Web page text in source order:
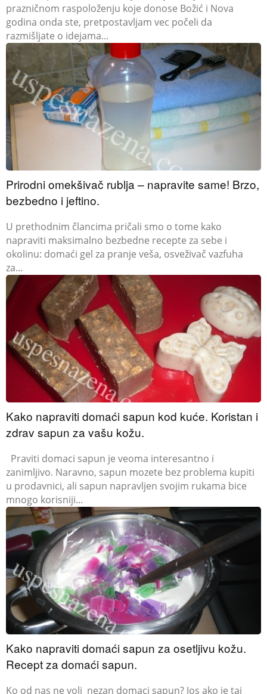
prazničnom raspoloženju koje donose Božić i Nova
godina onda ste, pretpostavljam vec počeli da
razmišljate o idejama...
Prirodni omekšivač rublja – napravite same! Brzo,
bezbedno i jeftino.
U prethodnim člancima pričali smo o tome kako
napraviti maksimalno bezbedne recepte za sebe i
okolinu: domaći gel za pranje veša, osveživač vazfuha
za...
Kako napraviti domaći sapun kod kuće. Koristan i
zdrav sapun za vašu kožu.
zanimljivo. Naravno, sapun mozete bez problema kupiti
u prodavnici, ali sapun napravljen svojim rukama bice
mnogo korisniji...
Kako napraviti domaći sapun za osetljivu kožu.
Recept za domaći sapun.
Ko od nas ne voli nezan domaci sapun? Jos ako je taj